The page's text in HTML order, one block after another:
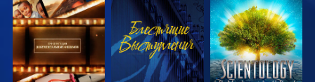
СМОТРЕТЬ
ПЕРЕДАЧИ
СМОТРЕТЬ
СМОТРЕТЬ
ПЕРЕДАЧИ